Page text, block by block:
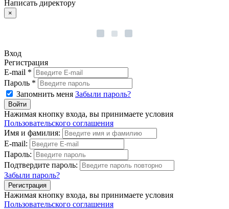
Написать директору
×
Вход
Регистрация
E-mail *
Пароль *
Запомнить меня Забыли пароль?
Нажимая кнопку входа, вы принимаете условия
Пользовательского соглашения
Имя и фамилия:
E-mail:
Пароль:
Подтвердите пароль:
Забыли пароль?
Нажимая кнопку входа, вы принимаете условия
Пользовательского соглашения